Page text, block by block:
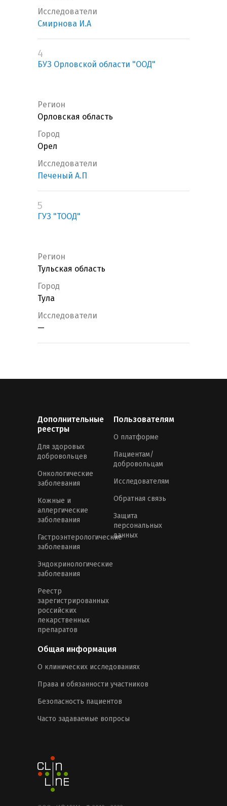
Исследователи
Смирнова И.А
4
БУЗ Орловской области "ООД"
Регион
Орловская область
Город
Орел
Исследователи
Печеный А.П
5
ГУЗ "ТООД"
Регион
Тульская область
Город
Тула
Исследователи
—
Дополнительные
реестры
Для здоровых
добровольцев
Онкологические
заболевания
Кожные и
аллергические
заболевания
Гастроэнтерологические
заболевания
Эндокринологические
заболевания
Реестр
зарегистрированных
российских
лекарственных
препаратов
Пользователям
О платформе
Пациентам/
добровольцам
Исследователям
Обратная связь
Защита
персональных
данных
Общая информация
О клинических исследованиях
Права и обязанности участников
Безопасность пациентов
Часто задаваемые вопросы